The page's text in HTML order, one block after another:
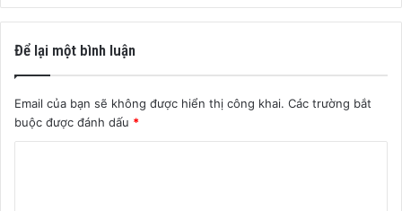
Để lại một bình luận
Email của bạn sẽ không được hiển thị công khai. Các trường bắt
buộc được đánh dấu *